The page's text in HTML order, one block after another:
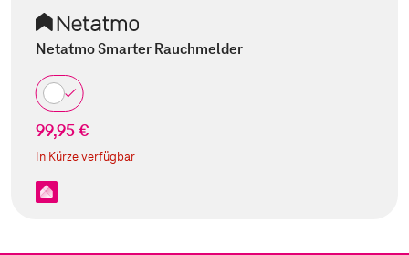
Netatmo Smarter Rauchmelder
99,95 €
In Kürze verfügbar